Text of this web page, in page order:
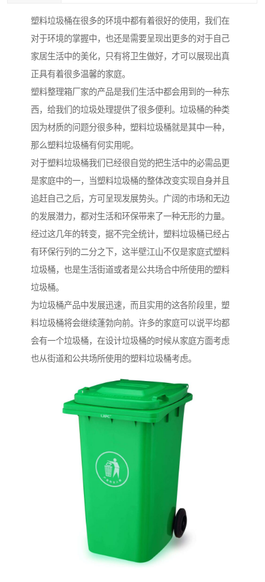
塑料垃圾桶在很多的环境中都有着很好的使用，我们在
对于环境的掌握中，也还是需要呈现出更多的对于自己
家居生活中的美化，只有将卫生做好，才可以展现出真
正具有着很多温馨的家庭。
塑料整理箱厂家的产品是我们生活中都会用到的一种东
西，给我们的垃圾处理提供了很多便利。垃圾桶的种类
因为材质的问题分很多种，塑料垃圾桶就是其中一种，
那么塑料垃圾桶有何实用呢。
对于塑料垃圾桶我们已经很自觉的把生活中的必需品更
是家庭中的一，当塑料垃圾桶的整体改变实现自身并且
追赶自己之后，方可呈现发展势头。广阔的市场和无边
的发展潜力，都对生活和环保带来了一种无形的力量。
经过这几年的转变，据不完全统计，塑料垃圾桶已经占
有环保行列的二分之下，这半壁江山不仅是家庭式塑料
垃圾桶，也是生活街道或者是公共场合中所使用的塑料
垃圾桶。
为垃圾桶产品中发展迅速，而且实用的这各阶段里，塑
料垃圾桶将会继续蓬勃向前。许多的家庭可以说平均都
会有一个垃圾桶，在设计垃圾桶的时候从家庭方面考虑
也从街道和公共场所使用的塑料垃圾桶考虑。